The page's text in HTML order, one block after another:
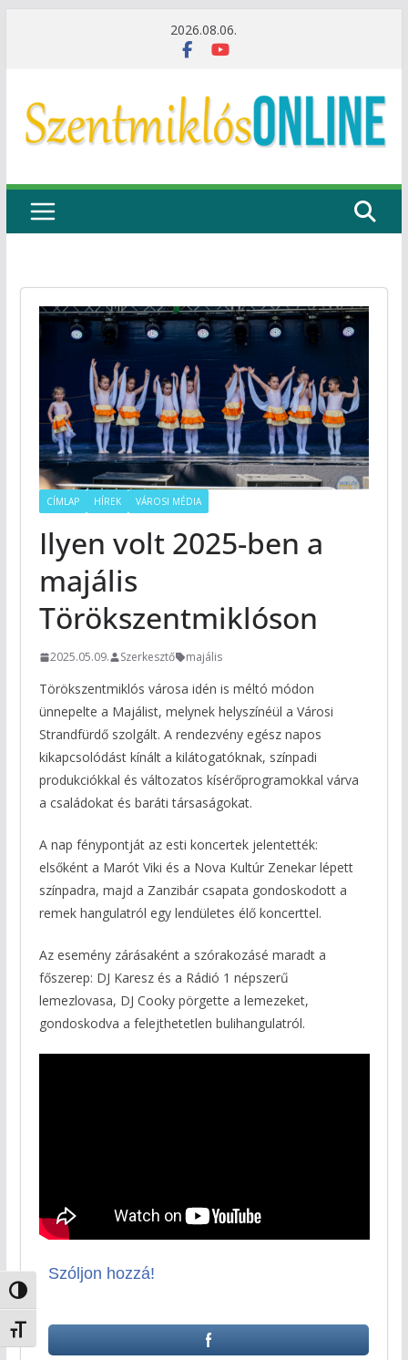
Nagy kontraszt váltása
Betűméret váltása
2026.08.06.
CÍMLAP HÍREK VÁROSI MÉDIA
Ilyen volt 2025-ben a
majális
Törökszentmiklóson
2025.05.09. Szerkesztő majális
Törökszentmiklós városa idén is méltó módon
ünnepelte a Majálist, melynek helyszínéül a Városi
Strandfürdő szolgált. A rendezvény egész napos
kikapcsolódást kínált a kilátogatóknak, színpadi
produkciókkal és változatos kísérőprogramokkal várva
a családokat és baráti társaságokat.
A nap fénypontját az esti koncertek jelentették:
elsőként a Marót Viki és a Nova Kultúr Zenekar lépett
színpadra, majd a Zanzibár csapata gondoskodott a
remek hangulatról egy lendületes élő koncerttel.
Az esemény zárásaként a szórakozásé maradt a
főszerep: DJ Karesz és a Rádió 1 népszerű
lemezlovasa, DJ Cooky pörgette a lemezeket,
gondoskodva a felejthetetlen bulihangulatról.
Szóljon hozzá!